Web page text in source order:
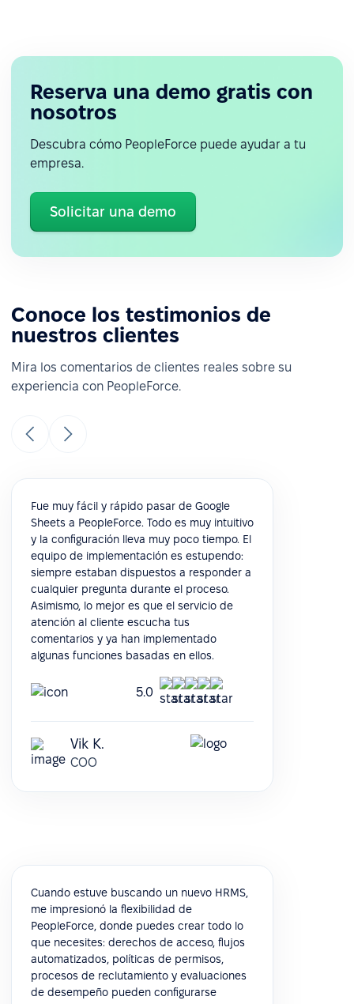
Reserva una demo gratis con
nosotros
Descubra cómo PeopleForce puede ayudar a tu
empresa.
Solicitar una demo
Conoce los testimonios de
nuestros clientes
Mira los comentarios de clientes reales sobre su
experiencia con PeopleForce.
Fue muy fácil y rápido pasar de Google
Sheets a PeopleForce. Todo es muy intuitivo
y la configuración lleva muy poco tiempo. El
equipo de implementación es estupendo:
siempre estaban dispuestos a responder a
cualquier pregunta durante el proceso.
Asimismo, lo mejor es que el servicio de
atención al cliente escucha tus
comentarios y ya han implementado
algunas funciones basadas en ellos.
5.0
Vik K.
COO
Cuando estuve buscando un nuevo HRMS,
me impresionó la flexibilidad de
PeopleForce, donde puedes crear todo lo
que necesites: derechos de acceso, flujos
automatizados, políticas de permisos,
procesos de reclutamiento y evaluaciones
de desempeño pueden configurarse